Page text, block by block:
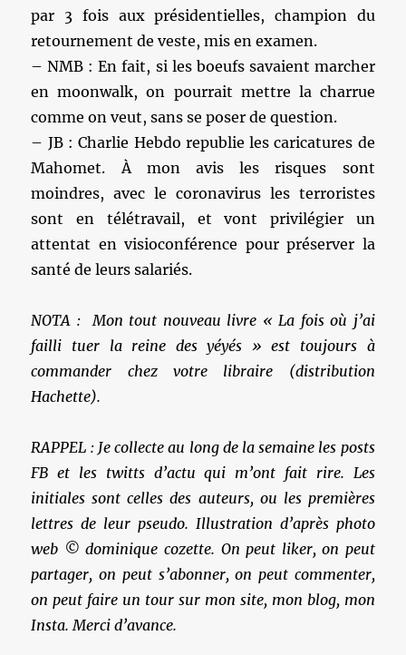
par 3 fois aux présidentielles, champion du
retournement de veste, mis en examen.
– NMB : En fait, si les boeufs savaient marcher
en moonwalk, on pourrait mettre la charrue
comme on veut, sans se poser de question.
– JB : Charlie Hebdo republie les caricatures de
Mahomet. À mon avis les risques sont
moindres, avec le coronavirus les terroristes
sont en télétravail, et vont privilégier un
attentat en visioconférence pour préserver la
santé de leurs salariés.
NOTA : Mon tout nouveau livre « La fois où j’ai
failli tuer la reine des yéyés » est toujours à
commander chez votre libraire (distribution
Hachette).
RAPPEL : Je collecte au long de la semaine les posts
FB et les twitts d’actu qui m’ont fait rire. Les
initiales sont celles des auteurs, ou les premières
lettres de leur pseudo. Illustration d’après photo
web © dominique cozette. On peut liker, on peut
partager, on peut s’abonner, on peut commenter,
on peut faire un tour sur mon site, mon blog, mon
Insta. Merci d’avance.